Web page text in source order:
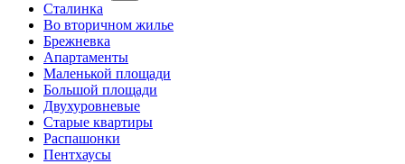
Сталинка
Во вторичном жилье
Брежневка
Апартаменты
Маленькой площади
Большой площади
Двухуровневые
Старые квартиры
Распашонки
Пентхаусы